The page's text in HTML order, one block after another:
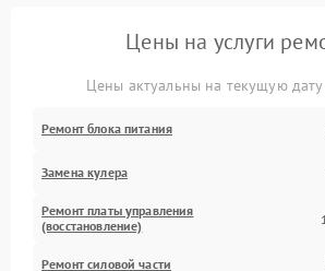
Цены на услуги
Цены актуальны на текущую
Ремонт блока питания
Замена кулера
Ремонт платы управления
(восстановление)
Ремонт силовой части